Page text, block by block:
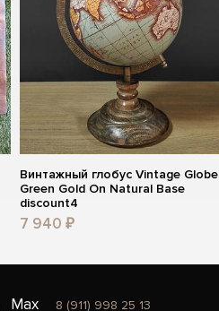
Винтажный глобус Vintage Globe
Green Gold On Natural Base
discount4
7 940 ₽
Max 8 (911) 998 25 13